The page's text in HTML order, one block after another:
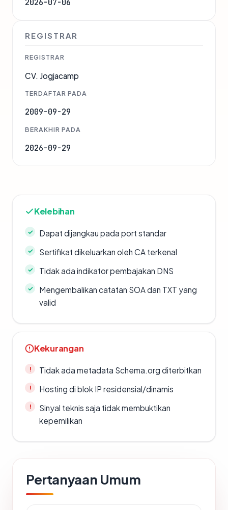
2026-07-06
REGISTRAR
REGISTRAR
CV. Jogjacamp
TERDAFTAR PADA
2009-09-29
BERAKHIR PADA
2026-09-29
Kelebihan
Dapat dijangkau pada port standar
Sertifikat dikeluarkan oleh CA terkenal
Tidak ada indikator pembajakan DNS
Mengembalikan catatan SOA dan TXT yang
valid
Kekurangan
Tidak ada metadata Schema.org diterbitkan
Hosting di blok IP residensial/dinamis
Sinyal teknis saja tidak membuktikan
kepemilikan
Pertanyaan Umum